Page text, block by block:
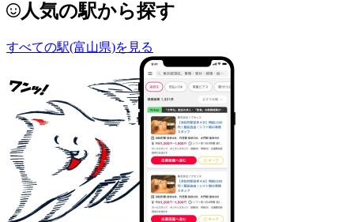
人気の駅から探す
すべての駅(富山県)を見る